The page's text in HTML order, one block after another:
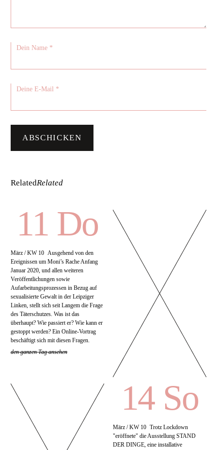
RelatedRelated
11 Do
März / KW 10 Ausgehend von den
Ereignissen um Moni’s Rache Anfang
Januar 2020, und allen weiteren
Veröffentlichungen sowie
Aufarbeitungsprozessen in Bezug auf
sexualisierte Gewalt in der Leipziger
Linken, stellt sich seit Langem die Frage
des Täterschutzes. Was ist das
überhaupt? Wie passiert er? Wie kann er
gestoppt werden? Ein Online-Vortrag
beschäftigt sich mit diesen Fragen.
den ganzen Tag ansehen
14 So
März / KW 10 Trotz Lockdown
"eröffnete" die Ausstellung STAND
DER DINGE, eine installative